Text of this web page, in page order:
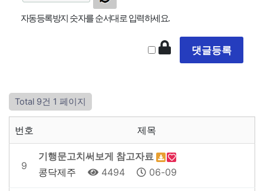
자동등록방지 숫자를 순서대로 입력하세요.
Total 9건 1 페이지
번호 제목
9
기행문고치써보게 참고자료
콩닥제주
4494 06-09